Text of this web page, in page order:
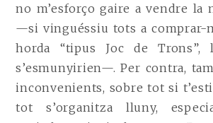
no m’esforço gaire a vendre la
—si vinguéssiu tots a comprar-
horda “tipus Joc de Trons”,
s’esmunyirien—. Per contra,
inconvenients, sobre tot si
tot s’organitza lluny,